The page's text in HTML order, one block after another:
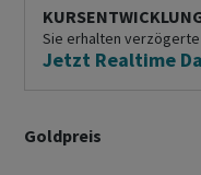
Sie erhalten verzögerte
Jetzt Realtime
Goldpreis